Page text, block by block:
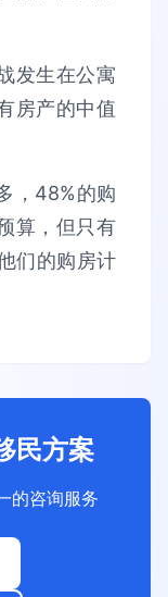
发生在公寓
房产的中值
，48%的购
算，但只有
们的购房计
民方案
的咨询服务